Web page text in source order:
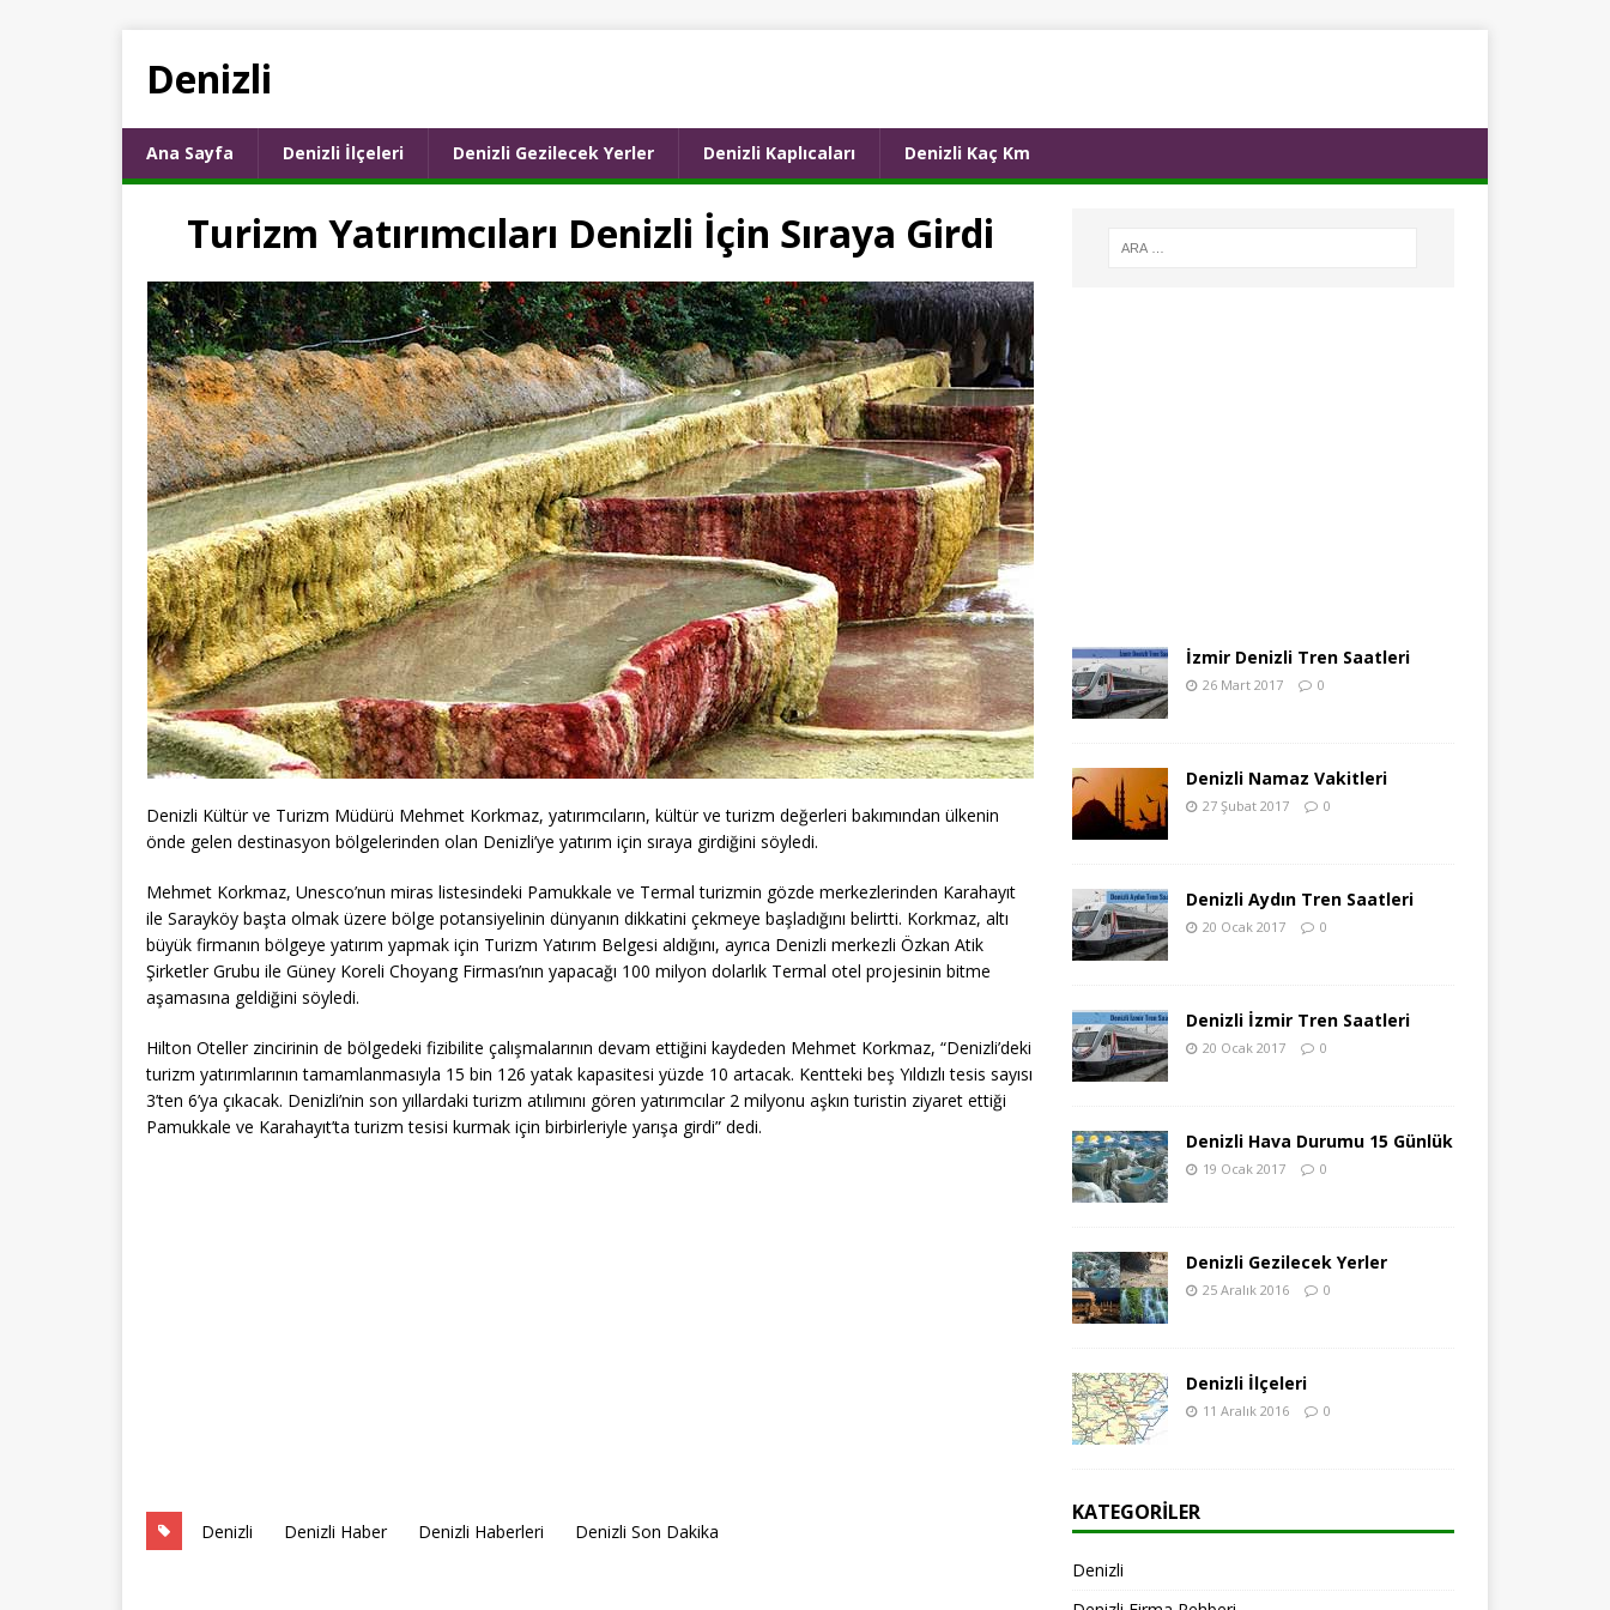
Denizli
Ana Sayfa Denizli İlçeleri Denizli Gezilecek Yerler Denizli Kaplıcaları Denizli Kaç Km
Turizm Yatırımcıları Denizli İçin Sıraya Girdi
Denizli Kültür ve Turizm Müdürü Mehmet Korkmaz, yatırımcıların, kültür ve turizm değerleri bakımından ülkenin
önde gelen destinasyon bölgelerinden olan Denizli’ye yatırım için sıraya girdiğini söyledi.
Mehmet Korkmaz, Unesco’nun miras listesindeki Pamukkale ve Termal turizmin gözde merkezlerinden Karahayıt
ile Sarayköy başta olmak üzere bölge potansiyelinin dünyanın dikkatini çekmeye başladığını belirtti. Korkmaz, altı
büyük firmanın bölgeye yatırım yapmak için Turizm Yatırım Belgesi aldığını, ayrıca Denizli merkezli Özkan Atik
Şirketler Grubu ile Güney Koreli Choyang Firması’nın yapacağı 100 milyon dolarlık Termal otel projesinin bitme
aşamasına geldiğini söyledi.
Hilton Oteller zincirinin de bölgedeki fizibilite çalışmalarının devam ettiğini kaydeden Mehmet Korkmaz, “Denizli’deki
turizm yatırımlarının tamamlanmasıyla 15 bin 126 yatak kapasitesi yüzde 10 artacak. Kentteki beş Yıldızlı tesis sayısı
3’ten 6’ya çıkacak. Denizli’nin son yıllardaki turizm atılımını gören yatırımcılar 2 milyonu aşkın turistin ziyaret ettiği
Pamukkale ve Karahayıt’ta turizm tesisi kurmak için birbirleriyle yarışa girdi” dedi.
Denizli Denizli Haber Denizli Haberleri Denizli Son Dakika
İzmir Denizli Tren Saatleri
26 Mart 2017 0
Denizli Namaz Vakitleri
27 Şubat 2017 0
Denizli Aydın Tren Saatleri
20 Ocak 2017 0
Denizli İzmir Tren Saatleri
20 Ocak 2017 0
Denizli Hava Durumu 15 Günlük
19 Ocak 2017 0
Denizli Gezilecek Yerler
25 Aralık 2016 0
Denizli İlçeleri
11 Aralık 2016 0
KATEGORILER
Denizli